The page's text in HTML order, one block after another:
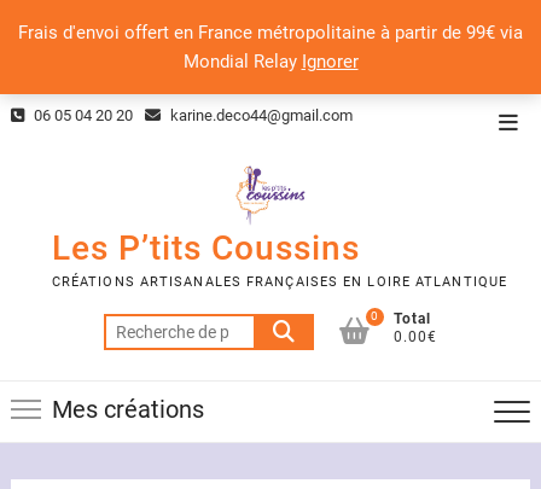
Frais d'envoi offert en France métropolitaine à partir de 99€ via
Mondial Relay Ignorer
Skip 06 05 04 20 20 karine.deco44@gmail.com
Les P’tits Coussins
CRÉATIONS ARTISANALES FRANÇAISES EN LOIRE ATLANTIQUE
Recherche
pour :
0
Total
0.00€
Mes créations